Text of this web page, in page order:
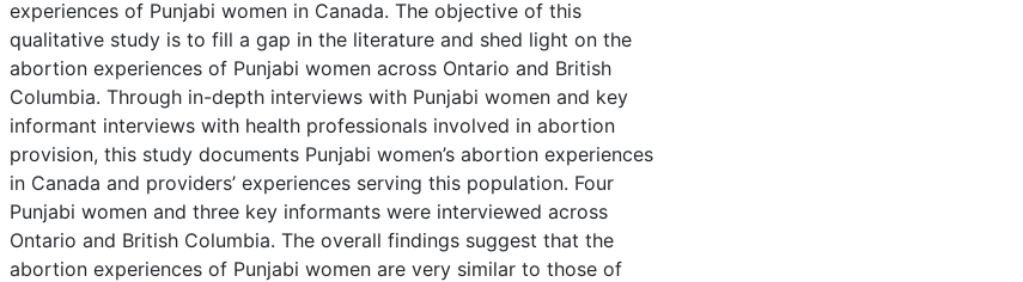
experiences of Punjabi women in Canada. The objective of this
qualitative study is to fill a gap in the literature and shed light on the
abortion experiences of Punjabi women across Ontario and British
Columbia. Through in-depth interviews with Punjabi women and key
informant interviews with health professionals involved in abortion
provision, this study documents Punjabi women’s abortion experiences
in Canada and providers’ experiences serving this population. Four
Punjabi women and three key informants were interviewed across
Ontario and British Columbia. The overall findings suggest that the
abortion experiences of Punjabi women are very similar to those of